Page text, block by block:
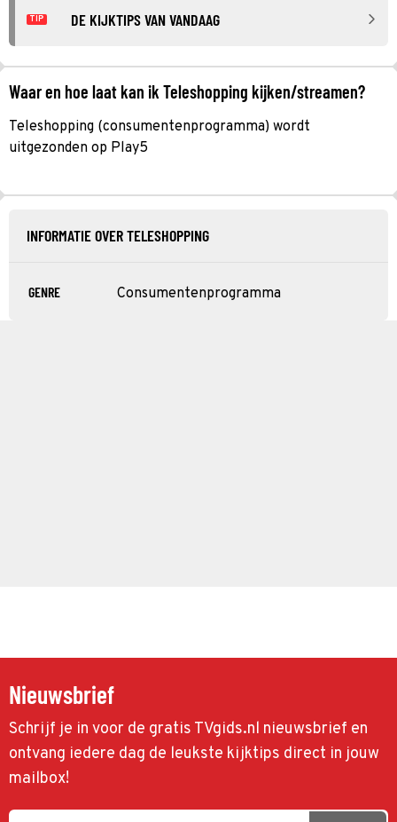
TIP DE KIJKTIPS VAN VANDAAG
Waar en hoe laat kan ik Teleshopping kijken/streamen?
Teleshopping (consumentenprogramma) wordt
uitgezonden op Play5
INFORMATIE OVER TELESHOPPING
GENRE Consumentenprogramma
Nieuwsbrief
Schrijf je in voor de gratis TVgids.nl nieuwsbrief en
ontvang iedere dag de leukste kijktips direct in jouw
mailbox!